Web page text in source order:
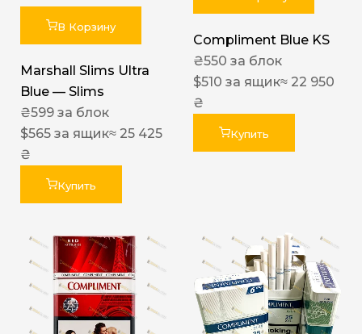
В Корзину
Marshall Slims Ultra
Blue — Slims
₴599 за блок
$565 за ящик≈ 25 425
₴
Купить
Compliment Blue KS
₴550 за блок
$510 за ящик≈ 22 950
₴
Купить